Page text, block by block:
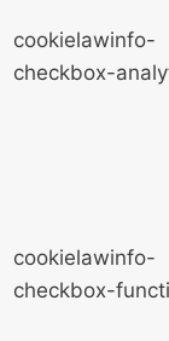
cookielawinfo-
checkbox-
cookielawinfo-
checkbox-